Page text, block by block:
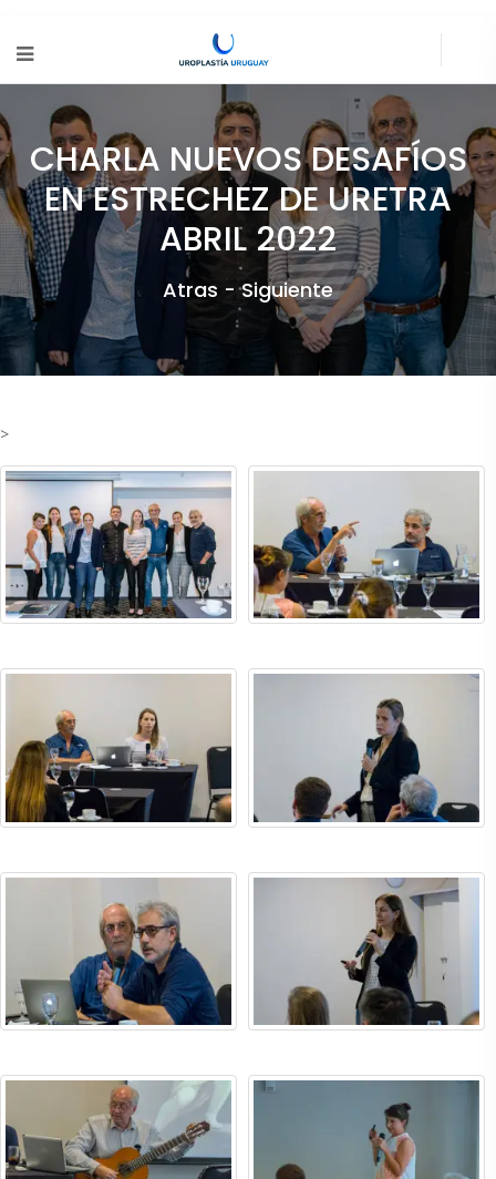
CHARLA NUEVOS DESAFÍOS
EN ESTRECHEZ DE URETRA
ABRIL 2022
Atras -Siguiente
>